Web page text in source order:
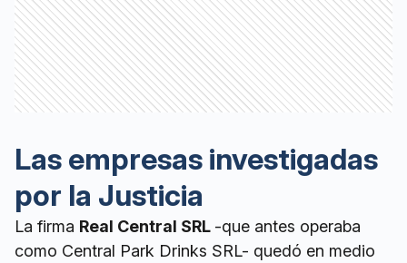
Las empresas investigadas
por la Justicia
La firma Real Central SRL -que antes operaba
como Central Park Drinks SRL- quedó en medio